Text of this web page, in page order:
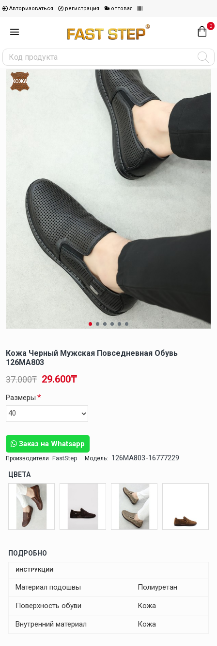
Авторизоваться регистрация оптовая
0
КОЖА
Кожа Черный Мужская Повседневная Обувь
126MA803
Заказ на Whatsapp
Производители FastStep Модель: 126MA803-16777229
29.600₸
37.000₸
Размеры
ЦВЕТА
ПОДРОБНО
ИНСТРУКЦИИ
Материал подошвы Полиуретан
Поверхность обуви Кожа
Внутренний материал Кожа